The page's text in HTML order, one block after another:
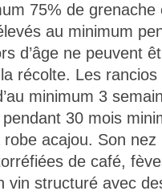
75% de
au minimum
d’âge ne peuvent
récolte. Les
minimum 3
30 mois
acajou. Son
de café,
vin structuré avec